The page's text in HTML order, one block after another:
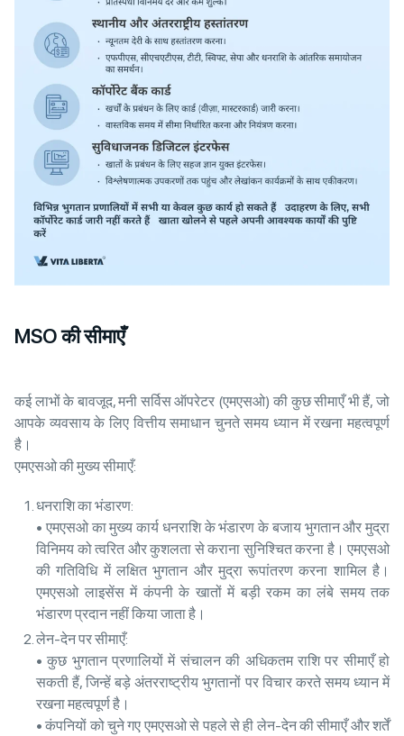
MSO की सीमाएँ
कई लाभों के बावजूद, मनी सर्विस ऑपरेटर (एमएसओ) की कुछ सीमाएँ भी हैं, जो
आपके व्यवसाय के लिए वित्तीय समाधान चुनते समय ध्यान में रखना महत्वपूर्ण
है।
एमएसओ की मुख्य सीमाएँ:
धनराशि का भंडारण:
• एमएसओ का मुख्य कार्य धनराशि के भंडारण के बजाय भुगतान और मुद्रा
विनिमय को त्वरित और कुशलता से कराना सुनिश्चित करना है। एमएसओ
की गतिविधि में लक्षित भुगतान और मुद्रा रूपांतरण करना शामिल है।
एमएसओ लाइसेंस में कंपनी के खातों में बड़ी रकम का लंबे समय तक
भंडारण प्रदान नहीं किया जाता है।
लेन-देन पर सीमाएँ:
• कुछ भुगतान प्रणालियों में संचालन की अधिकतम राशि पर सीमाएँ हो
सकती हैं, जिन्हें बड़े अंतरराष्ट्रीय भुगतानों पर विचार करते समय ध्यान में
रखना महत्वपूर्ण है।
• कंपनियों को चुने गए एमएसओ से पहले से ही लेन-देन की सीमाएँ और शर्तें